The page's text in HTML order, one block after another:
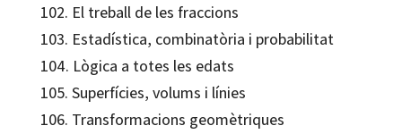
102. El treball de les fraccions
103. Estadística, combinatòria i probabilitat
104. Lògica a totes les edats
105. Superfícies, volums i línies
106. Transformacions geomètriques